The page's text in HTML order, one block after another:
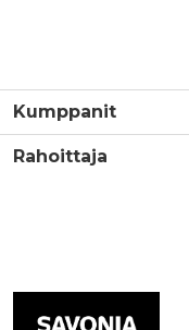
Kumppanit
Rahoittaja